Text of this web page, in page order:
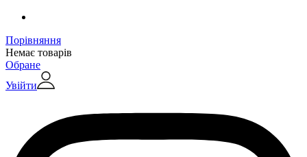
Порівняння
Немає товарів
Обране
Увійти